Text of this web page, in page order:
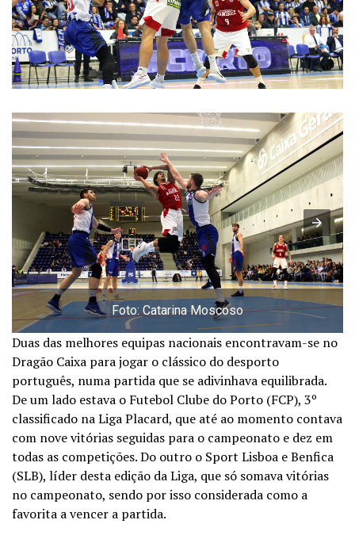
Foto: Catarina Moscoso
Duas das melhores equipas nacionais encontravam-se no
Dragão Caixa para jogar o clássico do desporto
português, numa partida que se adivinhava equilibrada.
De um lado estava o Futebol Clube do Porto (FCP), 3º
classificado na Liga Placard, que até ao momento contava
com nove vitórias seguidas para o campeonato e dez em
todas as competições. Do outro o Sport Lisboa e Benfica
(SLB), líder desta edição da Liga, que só somava vitórias
no campeonato, sendo por isso considerada como a
favorita a vencer a partida.